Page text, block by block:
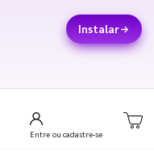
Instalar
Entre ou cadastre-se